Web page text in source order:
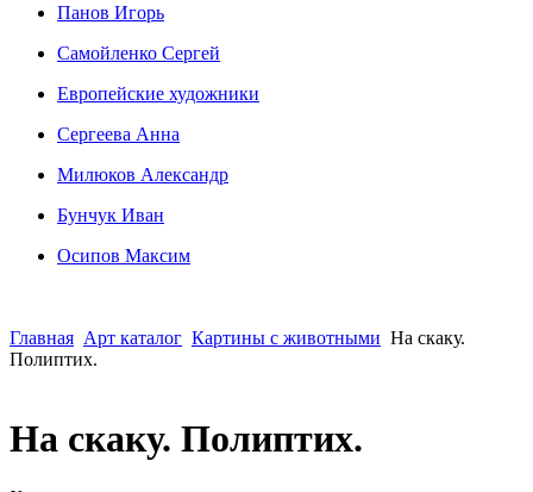
Панов Игорь
Сaмoйленко Сергей
Европейские художники
Сергеева Анна
Милюков Александр
Бунчук Иван
Осипoв Максим
Главная Арт каталог Картины с животными На скаку.
Полиптих.
На скаку. Полиптих.